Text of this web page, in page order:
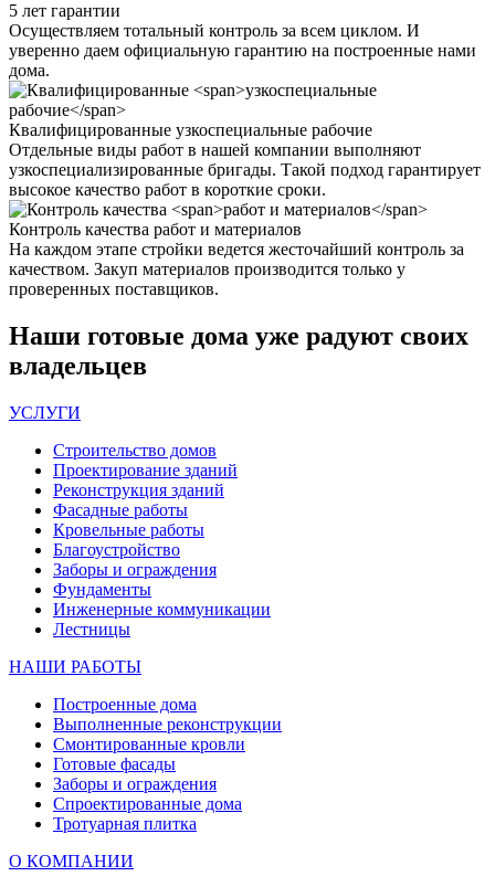
5 лет гарантии
Осуществляем тотальный контроль за всем циклом. И
уверенно даем официальную гарантию на построенные нами
дома.
Квалифицированные узкоспециальные рабочие
Отдельные виды работ в нашей компании выполняют
узкоспециализированные бригады. Такой подход гарантирует
высокое качество работ в короткие сроки.
Контроль качества работ и материалов
На каждом этапе стройки ведется жесточайший контроль за
качеством. Закуп материалов производится только у
проверенных поставщиков.
Наши готовые дома уже радуют своих
владельцев
УСЛУГИ
Строительство домов
Проектирование зданий
Реконструкция зданий
Фасадные работы
Кровельные работы
Благоустройство
Заборы и ограждения
Фундаменты
Инженерные коммуникации
Лестницы
НАШИ РАБОТЫ
Построенные дома
Выполненные реконструкции
Смонтированные кровли
Готовые фасады
Заборы и ограждения
Спроектированные дома
Тротуарная плитка
О КОМПАНИИ